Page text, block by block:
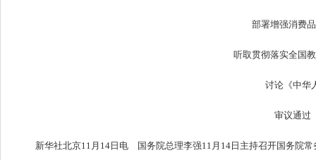
部署增强消费
听取贯彻落实全国
讨论《中华
审议通过
新华社北京11月14日电 国务院总理李强11月14日主持召开国务院